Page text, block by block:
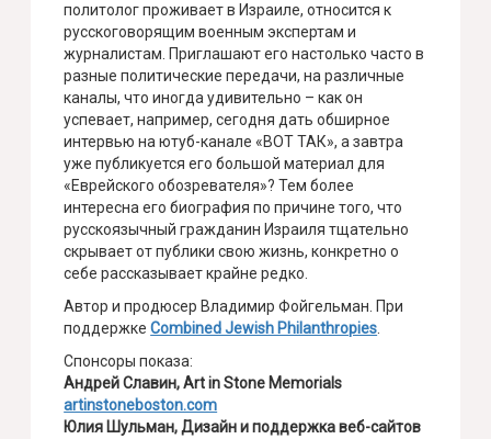
политолог проживает в Израиле, относится к
русскоговорящим военным экспертам и
журналистам. Приглашают его настолько часто в
разные политические передачи, на различные
каналы, что иногда удивительно – как он
успевает, например, сегодня дать обширное
интервью на ютуб-канале «ВОТ ТАК», а завтра
уже публикуется его большой материал для
«Еврейского обозревателя»? Тем более
интересна его биография по причине того, что
русскоязычный гражданин Израиля тщательно
скрывает от публики свою жизнь, конкретно о
себе рассказывает крайне редко.
Автор и продюсер Владимир Фойгельман. При
поддержкеCombined Jewish Philanthropies
Спонсоры показа:
Андрей Славин, Art in Stone Memorials
artinstoneboston.com
Юлия Шульман, Дизайн и поддержка веб-сайтов